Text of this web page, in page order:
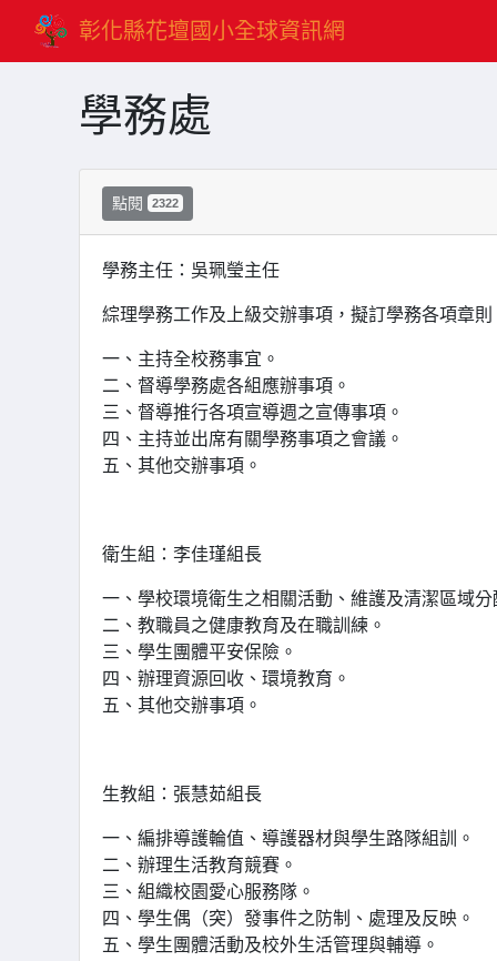
彰化縣花壇國小全球資訊網
學務處
點閱 2322
學務主任：吳珮瑩主任
綜理學務工作及上級交辦事項，擬訂學務各項章
一、主持全校務事宜。
二、督導學務處各組應辦事項。
三、督導推行各項宣導週之宣傳事項。
四、主持並出席有關學務事項之會議。
五、其他交辦事項。
衛生組：李佳瑾組長
一、學校環境衛生之相關活動、維護及清潔區域分
二、教職員之健康教育及在職訓練。
三、學生團體平安保險。
四、辦理資源回收、環境教育。
五、其他交辦事項。
生教組：張慧茹組長
一、編排導護輪值、導護器材與學生路隊組訓。
二、辦理生活教育競賽。
三、組織校園愛心服務隊。
四、學生偶（突）發事件之防制、處理及反映。
五、學生團體活動及校外生活管理與輔導。